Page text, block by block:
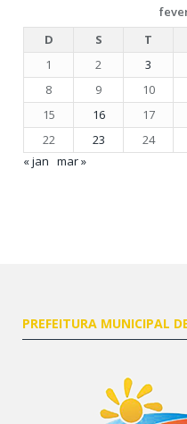
D
S T
1
2 3
8
9 10
15
16 17
22
23 24
« jan mar »
PREFEITURA MUNICIPAL